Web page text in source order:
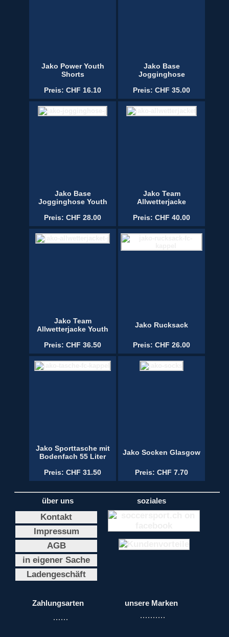
Jako Power Youth
Shorts
Preis: CHF 16.10
Jako Base
Jogginghose
Preis: CHF 35.00
Jako Base
Jogginghose Youth
Preis: CHF 28.00
Jako Team
Allwetterjacke
Preis: CHF 40.00
Jako Team
Allwetterjacke Youth
Preis: CHF 36.50
Jako Rucksack
Preis: CHF 26.00
Jako Sporttasche mit
Bodenfach 55 Liter
Preis: CHF 31.50
Jako Socken Glasgow
Preis: CHF 7.70
über uns
Kontakt
Impressum
AGB
in eigener Sache
Ladengeschäft
soziales
Zahlungsarten unsere Marken